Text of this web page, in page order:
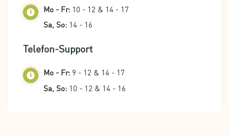
Mo - Fr: 10 - 12 & 14 - 17
Sa, So: 14 - 16
Telefon-Support
Mo - Fr: 9 - 12 & 14 - 17
Sa, So: 10 - 12 & 14 - 16